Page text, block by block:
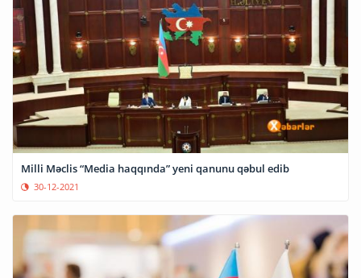
Milli Məclis “Media haqqında” yeni qanunu qəbul edib
30-12-2021